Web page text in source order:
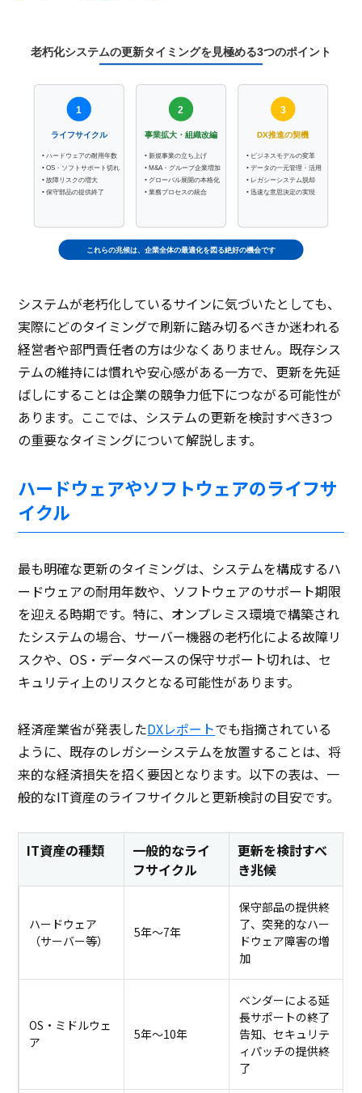
老朽化システムの更新タイミングを見極める3つのポイント
1
ライフサイクル
• ハードウェアの耐用年数
• OS・ソフトサポート切れ
• 故障リスクの増大
• 保守部品の提供終了
2
事業拡大・組織改編
• 新規事業の立ち上げ
• M&A・グループ企業増加
• グローバル展開の本格化
• 業務プロセスの統合
3
DX推進の契機
• ビジネスモデルの変革
• データの一元管理・活用
• レガシーシステム脱却
• 迅速な意思決定の実現
これらの兆候は、企業全体の最適化を図る絶好の機会です
システムが老朽化しているサインに気づいたとしても、
実際にどのタイミングで刷新に踏み切るべきか迷われる
経営者や部門責任者の方は少なくありません。既存シス
テムの維持には慣れや安心感がある一方で、更新を先延
ばしにすることは企業の競争力低下につながる可能性が
あります。ここでは、システムの更新を検討すべき3つ
の重要なタイミングについて解説します。
ハードウェアやソフトウェアのライフサ
イクル
最も明確な更新のタイミングは、システムを構成するハ
ードウェアの耐用年数や、ソフトウェアのサポート期限
を迎える時期です。特に、オンプレミス環境で構築され
たシステムの場合、サーバー機器の老朽化による故障リ
スクや、OS・データベースの保守サポート切れは、セ
キュリティ上のリスクとなる可能性があります。
経済産業省が発表したDXレポートでも指摘されている
ように、既存のレガシーシステムを放置することは、将
来的な経済損失を招く要因となります。以下の表は、一
般的なIT資産のライフサイクルと更新検討の目安です。
IT資産の種類
一般的なライ
フサイクル
更新を検討すべ
き兆候
ハードウェア
（サーバー等）
5年〜7年
保守部品の提供終
了、突発的なハー
ドウェア障害の増
加
OS・ミドルウェ
ア
5年〜10年
ベンダーによる延
長サポートの終了
告知、セキュリテ
ィパッチの提供終
了